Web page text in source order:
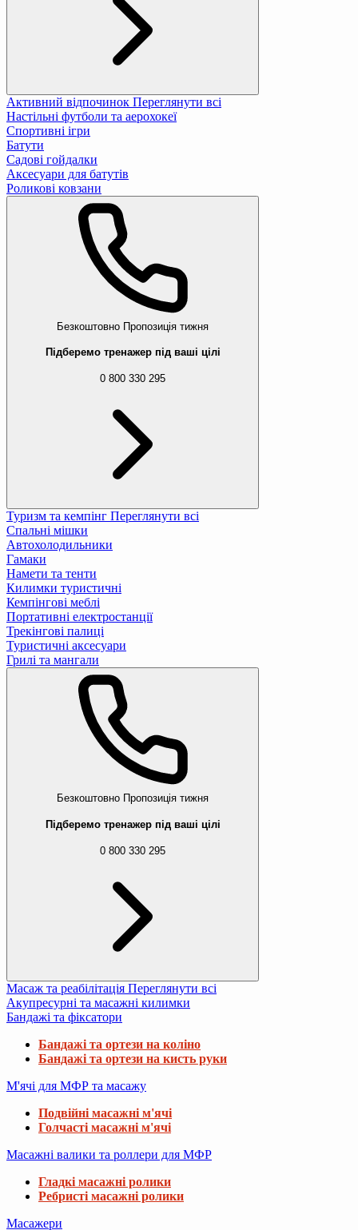
Активний відпочинок Переглянути всі
Настільні футболи та аерохокеї
Спортивні ігри
Батути
Садові гойдалки
Аксесуари для батутів
Роликові ковзани
Безкоштовно Пропозиція тижня
Підберемо тренажер під ваші цілі
0 800 330 295
Туризм та кемпінг Переглянути всі
Спальні мішки
Автохолодильники
Гамаки
Намети та тенти
Килимки туристичні
Кемпінгові меблі
Портативні електростанції
Трекінгові палиці
Туристичні аксесуари
Грилі та мангали
Безкоштовно Пропозиція тижня
Підберемо тренажер під ваші цілі
0 800 330 295
Масаж та реабілітація Переглянути всі
Акупресурні та масажні килимки
Бандажі та фіксатори
Бандажі та ортези на коліно
Бандажі та ортези на кисть руки
М'ячі для МФР та масажу
Подвійні масажні м'ячі
Голчасті масажні м'ячі
Масажні валики та роллери для МФР
Гладкі масажні ролики
Ребристі масажні ролики
Масажери